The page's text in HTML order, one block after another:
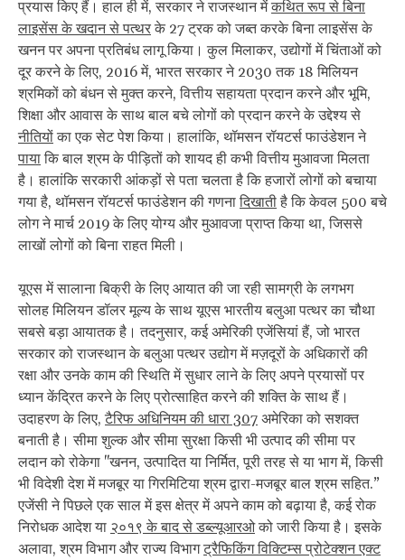
प्रयास किए हैं। हाल ही में, सरकार ने राजस्थान मेंकथित रूप से बिना
लाइसेंस के खदान से पत्थरके 27 ट्रक को जब्त करके बिना लाइसेंस के
खनन पर अपना प्रतिबंध लागू किया। कुल मिलाकर, उद्योगों में चिंताओं को
दूर करने के लिए, 2016 में, भारत सरकार ने 2030 तक 18 मिलियन
श्रमिकों को बंधन से मुक्त करने, वित्तीय सहायता प्रदान करने और भूमि,
शिक्षा और आवास के साथ बाल बचे लोगों को प्रदान करने के उद्देश्य से
नीतियोंका एक सेट पेश किया। हालांकि, थॉमसन रॉयटर्स फाउंडेशन ने
पायाकि बाल श्रम के पीड़ितों को शायद ही कभी वित्तीय मुआवजा मिलता
है। हालांकि सरकारी आंकड़ों से पता चलता है कि हजारों लोगों को बचाया
गया है, थॉमसन रॉयटर्स फाउंडेशन की गणनादिखातीहै कि केवल 500 बचे
लोग ने मार्च 2019 के लिए योग्य और मुआवजा प्राप्त किया था, जिससे
लाखों लोगों को बिना राहत मिली।
यूएस में सालाना बिक्री के लिए आयात की जा रही सामग्री के लगभग
सोलह मिलियन डॉलर मूल्य के साथ यूएस भारतीय बलुआ पत्थर का चौथा
सबसे बड़ा आयातक है। तदनुसार, कई अमेरिकी एजेंसियां हैं, जो भारत
सरकार को राजस्थान के बलुआ पत्थर उद्योग में मज़दूरों के अधिकारों की
रक्षा और उनके काम की स्थिति में सुधार लाने के लिए अपने प्रयासों पर
ध्यान केंद्रित करने के लिए प्रोत्साहित करने की शक्ति के साथ हैं।
उदाहरण के लिए,टैरिफ अधिनियम की धारा 307 अमेरिका को सशक्त
बनाती है। सीमा शुल्क और सीमा सुरक्षा किसी भी उत्पाद की सीमा पर
लदान को रोकेगा "खनन, उत्पादित या निर्मित, पूरी तरह से या भाग में, किसी
भी विदेशी देश में मजबूर या गिरमिटिया श्रम द्वारा-मजबूर बाल श्रम सहित.”
एजेंसी ने पिछले एक साल में इस क्षेत्र में अपने काम को बढ़ाया है, कई रोक
निरोधक आदेश या २०१९ के बाद से डब्ल्यूआरओको जारी किया है। इसके
अलावा, श्रम विभाग और राज्य विभागट्रैफिकिंग विक्टिम्स प्रोटेक्शन एक्ट